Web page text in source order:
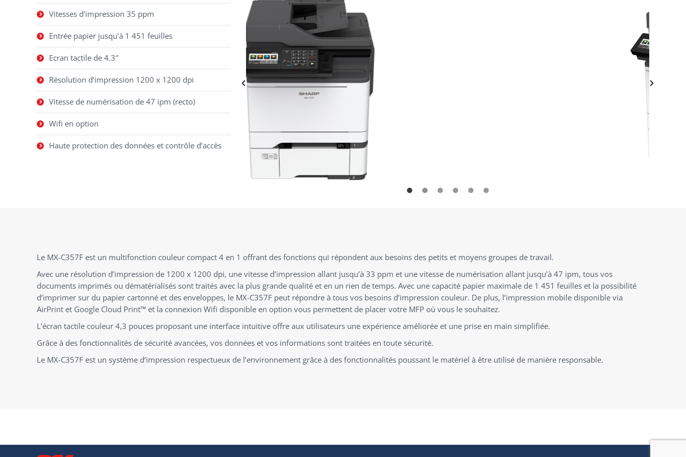
Vitesses d’impression 35 ppm
Entrée papier jusqu’à 1 451 feuilles
Ecran tactile de 4.3″
Résolution d’impression 1200 x 1200 dpi
Vitesse de numérisation de 47 ipm (recto)
Wifi en option
Haute protection des données et contrôle d’accès
Le MX-C357F est un multifonction couleur compact 4 en 1 offrant des fonctions qui répondent aux besoins des petits et moyens groupes de travail.
Avec une résolution d’impression de 1200 x 1200 dpi, une vitesse d’impression allant jusqu’à 33 ppm et une vitesse de numérisation allant jusqu’à 47 ipm, tous vos
documents imprimés ou dématérialisés sont traités avec la plus grande qualité et en un rien de temps. Avec une capacité papier maximale de 1 451 feuilles et la possibilité
d’imprimer sur du papier cartonné et des enveloppes, le MX-C357F peut répondre à tous vos besoins d’impression couleur. De plus, l’impression mobile disponible via
AirPrint et Google Cloud Print™ et la connexion Wifi disponible en option vous permettent de placer votre MFP où vous le souhaitez.
L’écran tactile couleur 4,3 pouces proposant une interface intuitive offre aux utilisateurs une expérience améliorée et une prise en main simplifiée.
Grâce à des fonctionnalités de sécurité avancées, vos données et vos informations sont traitées en toute sécurité.
Le MX-C357F est un système d’impression respectueux de l’environnement grâce à des fonctionnalités poussant le matériel à être utilisé de manière responsable.